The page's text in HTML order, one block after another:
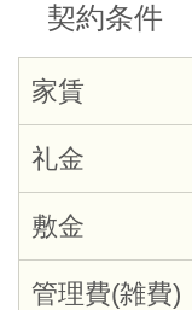
契約条件
家賃
礼金
敷金
管理費(雑費)